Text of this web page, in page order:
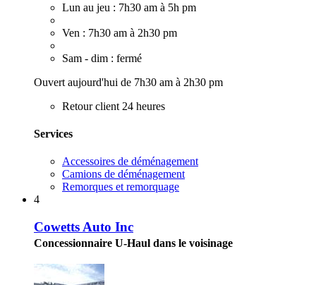
Lun au jeu : 7h30 am à 5h pm
Ven : 7h30 am à 2h30 pm
Sam - dim : fermé
Ouvert aujourd'hui de 7h30 am à 2h30 pm
Retour client 24 heures
Services
Accessoires de déménagement
Camions de déménagement
Remorques et remorquage
4
Cowetts Auto Inc
Concessionnaire U-Haul dans le voisinage